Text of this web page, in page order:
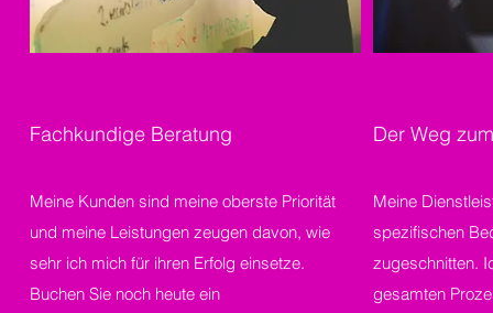
Fachkundige Beratung
Meine Kunden sind meine oberste Priorität
und meine Leistungen zeugen davon, wie
sehr ich mich für ihren Erfolg einsetze.
Buchen Sie noch heute ein
Der Weg
Meine
spezifischen
zugeschnitten.
gesamten